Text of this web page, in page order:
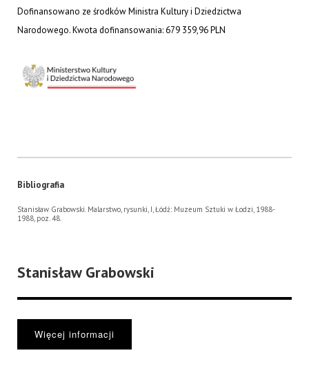
Dofinansowano ze środków Ministra Kultury i Dziedzictwa
Narodowego. Kwota dofinansowania: 679 359,96 PLN
Bibliografia
Stanisław Grabowski. Malarstwo, rysunki, I, Łódź: Muzeum Sztuki w Łodzi, 1988-
1988, poz. 48.
Stanisław Grabowski
Więcej informacji